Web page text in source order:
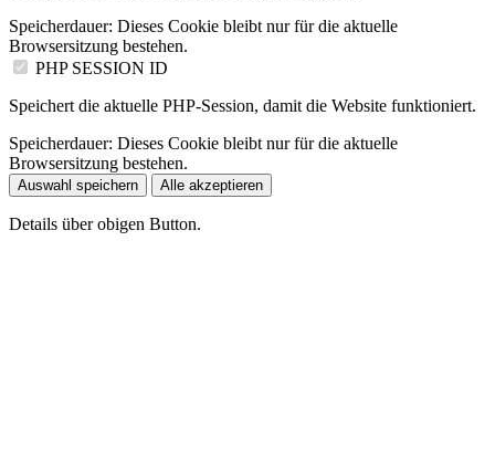
Speicherdauer: Dieses Cookie bleibt nur für die aktuelle
Browsersitzung bestehen.
PHP SESSION ID
Speichert die aktuelle PHP-Session, damit die Website funktioniert.
Speicherdauer: Dieses Cookie bleibt nur für die aktuelle
Browsersitzung bestehen.
Auswahl speichern Alle akzeptieren
Details über obigen Button.